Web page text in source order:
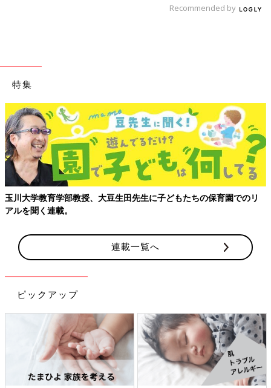
Recommended by
特集
玉川大学教育学部教授、大豆生田先生に子どもたちの保育園でのリ
アルを聞く連載。
連載一覧へ
ピックアップ